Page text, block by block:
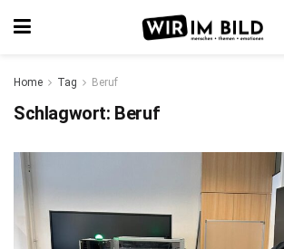
Home Tag Beruf
Schlagwort: Beruf